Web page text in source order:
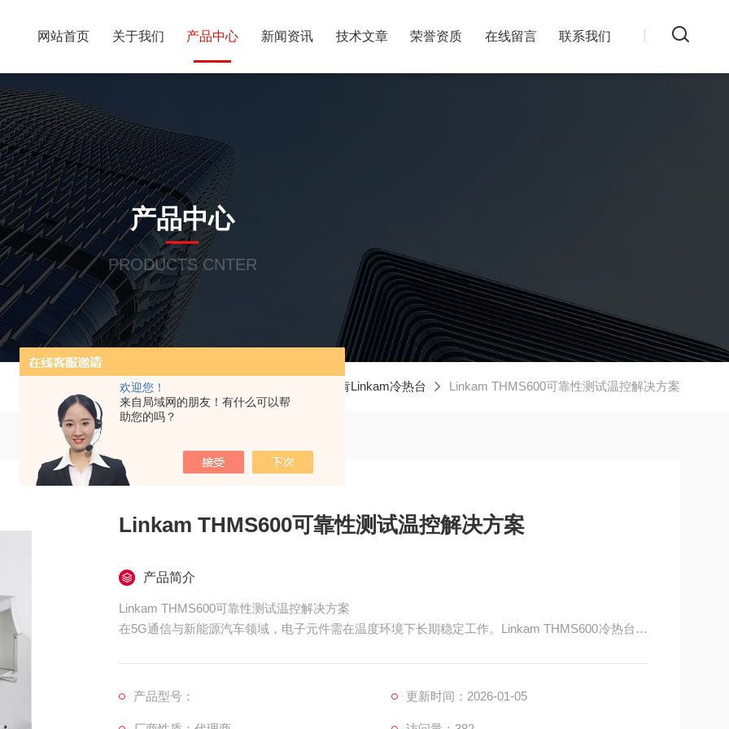
欢迎您！
来自局域网的朋友！有什么可以帮
助您的吗？
网站首页 关于我们 产品中心 新闻资讯 技术文章 荣誉资质 在线留言 联系我们
产品中心
PRODUCTS CNTER
当前位置：首页 英国林肯Linkam冷热台 Linkam THMS600可靠性测试温控解决方案
Linkam THMS600可靠性测试温控解决方案
产品简介
Linkam THMS600可靠性测试温控解决方案
在5G通信与新能源汽车领域，电子元件需在温度环境下长期稳定工作。Linkam THMS600冷热台通
产品型号： 更新时间：2026-01-05